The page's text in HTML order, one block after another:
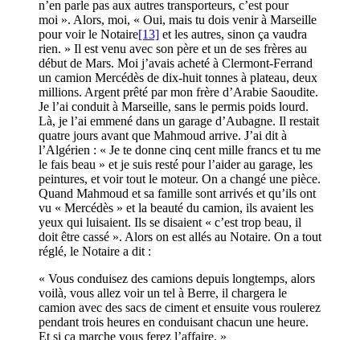
n’en parle pas aux autres transporteurs, c’est pour
moi ». Alors, moi, « Oui, mais tu dois venir à Marseille
pour voir le Notaire[13] et les autres, sinon ça vaudra
rien. » Il est venu avec son père et un de ses frères au
début de Mars. Moi j’avais acheté à Clermont-Ferrand
un camion Mercédès de dix-huit tonnes à plateau, deux
millions. Argent prêté par mon frère d’Arabie Saoudite.
Je l’ai conduit à Marseille, sans le permis poids lourd.
Là, je l’ai emmené dans un garage d’Aubagne. Il restait
quatre jours avant que Mahmoud arrive. J’ai dit à
l’Algérien : « Je te donne cinq cent mille francs et tu me
le fais beau » et je suis resté pour l’aider au garage, les
peintures, et voir tout le moteur. On a changé une pièce.
Quand Mahmoud et sa famille sont arrivés et qu’ils ont
vu « Mercédès » et la beauté du camion, ils avaient les
yeux qui luisaient. Ils se disaient « c’est trop beau, il
doit être cassé ». Alors on est allés au Notaire. On a tout
réglé, le Notaire a dit :
« Vous conduisez des camions depuis longtemps, alors
voilà, vous allez voir un tel à Berre, il chargera le
camion avec des sacs de ciment et ensuite vous roulerez
pendant trois heures en conduisant chacun une heure.
Et si ça marche vous ferez l’affaire. »